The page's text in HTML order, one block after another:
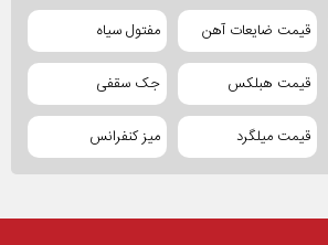
قیمت ضایعات آهن مفتول سیاه
قیمت هبلکس جک سقفی
قیمت میلگرد میز کنفرانس